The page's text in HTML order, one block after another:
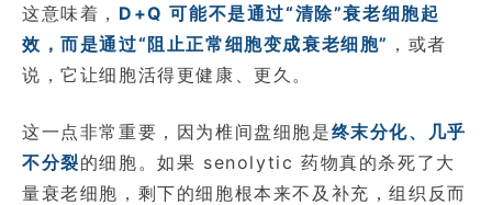
这意味着， D+Q 可能不是通过“清除”衰老细胞起
效，而是通过“阻止正常细胞变成衰老细胞” ，或者
说，它让细胞活得更健康、更久。
这一点非常重要，因为椎间盘细胞是终末分化、几乎
不分裂的细胞。如果 senolytic 药物真的杀死了大
量衰老细胞，剩下的细胞根本来不及补充，组织反而